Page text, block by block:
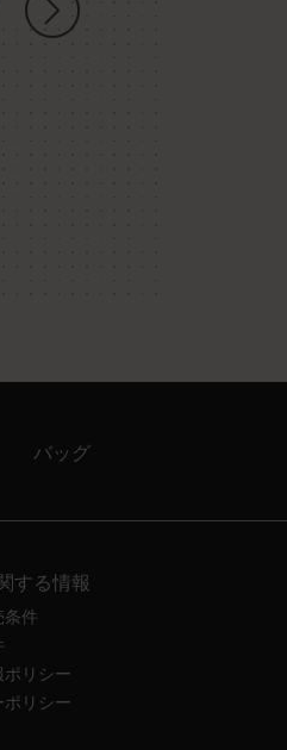
バッグ
する情報
件
リシー
ポリシー